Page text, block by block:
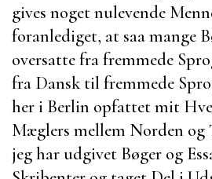
gives noget nulevende
foranlediget, at saa mange
oversatte fra fremmede
fra Dansk til fremmede
her i Berlin opfattet mit
Mæglers mellem Norden og
jeg har udgivet Bøger og